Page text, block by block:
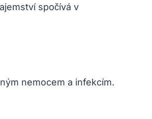
spočívá v
nemocem a infekcím.